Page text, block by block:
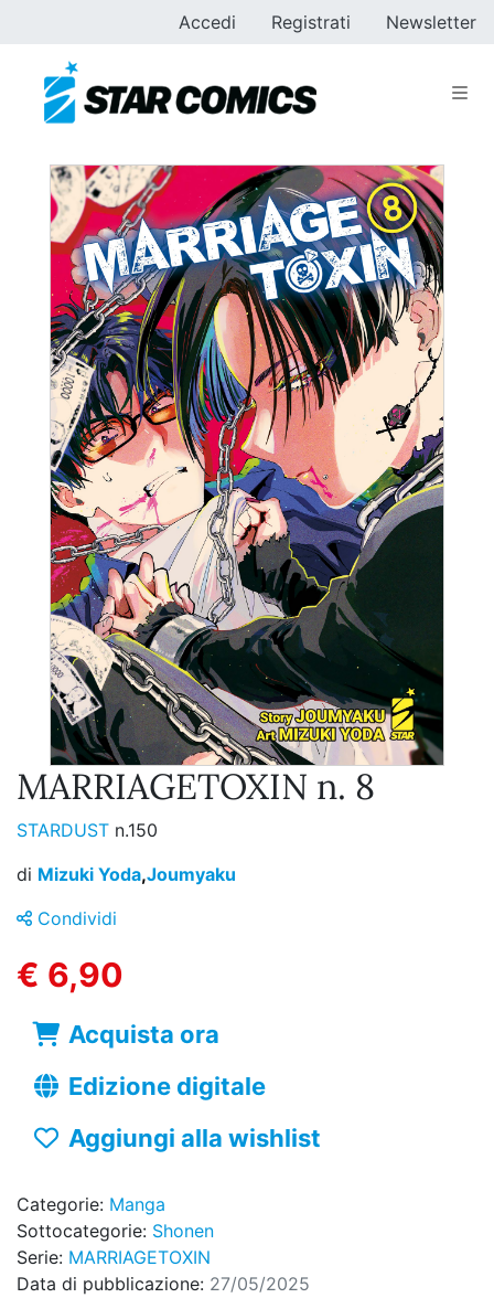
Accedi Registrati Newsletter
MARRIAGETOXIN n. 8
STARDUST n.150
di Mizuki Yoda,Joumyaku
Condividi
€ 6,90
Acquista ora
Edizione digitale
Aggiungi alla wishlist
Categorie: Manga
Sottocategorie: Shonen
Serie: MARRIAGETOXIN
Data di pubblicazione: 27/05/2025